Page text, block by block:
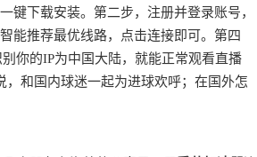
键下载安装。第二步，注册并登录账号，
能推荐最优线路，点击连接即可。第四
你的IP为中国大陆，就能正常观看直播
和国内球迷一起为进球欢呼；在国外怎